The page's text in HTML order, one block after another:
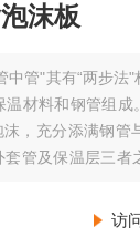
沫板
中管"其有“两步法
温材料和钢管组
，充分添满钢管
管及保温层三者
访